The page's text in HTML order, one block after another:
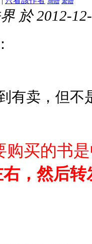
於 2012-
有卖，但不
购买的书
右，然后